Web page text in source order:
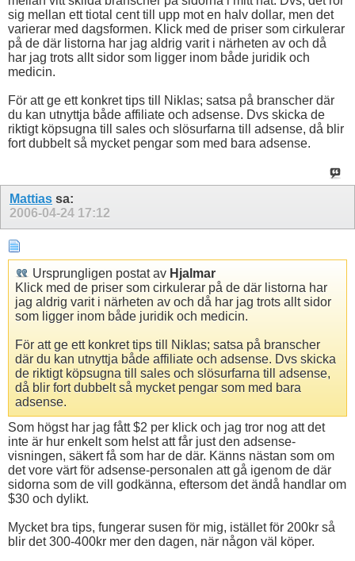
sig mellan ett tiotal cent till upp mot en halv dollar, men det
varierar med dagsformen. Klick med de priser som cirkulerar
på de där listorna har jag aldrig varit i närheten av och då
har jag trots allt sidor som ligger inom både juridik och
medicin.
För att ge ett konkret tips till Niklas; satsa på branscher där
du kan utnyttja både affiliate och adsense. Dvs skicka de
riktigt köpsugna till sales och slösurfarna till adsense, då blir
fort dubbelt så mycket pengar som med bara adsense.
Mattias sa:
2006-04-24 17:12
Ursprungligen postat av Hjalmar
Klick med de priser som cirkulerar på de där listorna har
jag aldrig varit i närheten av och då har jag trots allt sidor
som ligger inom både juridik och medicin.
För att ge ett konkret tips till Niklas; satsa på branscher
där du kan utnyttja både affiliate och adsense. Dvs skicka
de riktigt köpsugna till sales och slösurfarna till adsense,
då blir fort dubbelt så mycket pengar som med bara
adsense.
Som högst har jag fått $2 per klick och jag tror nog att det
inte är hur enkelt som helst att får just den adsense-
visningen, säkert få som har de där. Känns nästan som om
det vore värt för adsense-personalen att gå igenom de där
sidorna som de vill godkänna, eftersom det ändå handlar om
$30 och dylikt.
Mycket bra tips, fungerar susen för mig, istället för 200kr så
blir det 300-400kr mer den dagen, när någon väl köper.